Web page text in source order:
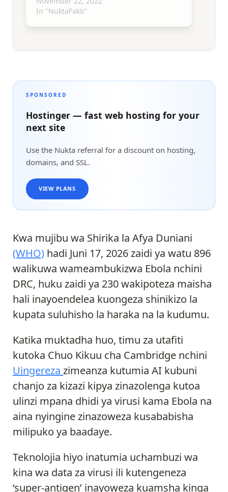
In "NuktaFakti"
SPONSORED
Hostinger — fast web hosting for your
next site
Use the Nukta referral for a discount on hosting,
domains, and SSL.
VIEW PLANS
Kwa mujibu wa Shirika la Afya Duniani
(WHO) hadi Juni 17, 2026 zaidi ya watu 896
walikuwa wameambukizwa Ebola nchini
DRC, huku zaidi ya 230 wakipoteza maisha
hali inayoendelea kuongeza shinikizo la
kupata suluhisho la haraka na la kudumu.
Katika muktadha huo, timu za utafiti
kutoka Chuo Kikuu cha Cambridge nchini
Uingereza zimeanza kutumia AI kubuni
chanjo za kizazi kipya zinazolenga kutoa
ulinzi mpana dhidi ya virusi kama Ebola na
aina nyingine zinazoweza kusababisha
milipuko ya baadaye.
Teknolojia hiyo inatumia uchambuzi wa
kina wa data za virusi ili kutengeneza
‘super-antigen’ inayoweza kuamsha kinga